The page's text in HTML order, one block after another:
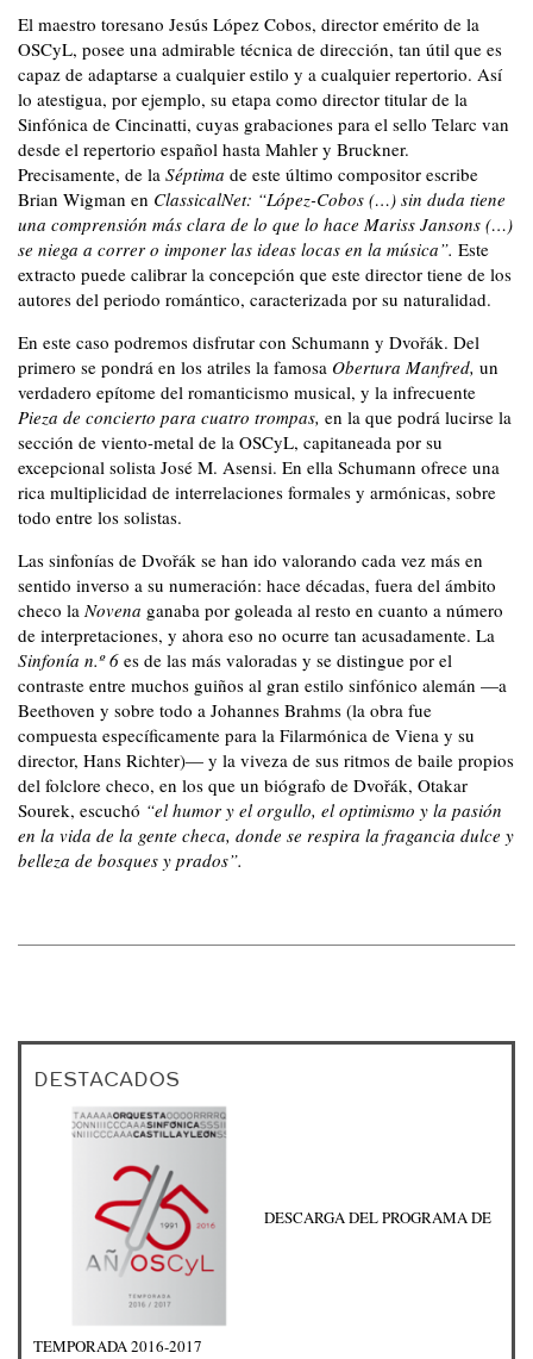
El maestro toresano Jesús López Cobos, director emérito de la
OSCyL, posee una admirable técnica de dirección, tan útil que es
capaz de adaptarse a cualquier estilo y a cualquier repertorio. Así
lo atestigua, por ejemplo, su etapa como director titular de la
Sinfónica de Cincinatti, cuyas grabaciones para el sello Telarc van
desde el repertorio español hasta Mahler y Bruckner.
Precisamente, de la Séptima de este último compositor escribe
Brian Wigman en ClassicalNet: “López-Cobos (…) sin duda tiene
una comprensión más clara de lo que lo hace Mariss Jansons (…)
se niega a correr o imponer las ideas locas en la música”. Este
extracto puede calibrar la concepción que este director tiene de los
autores del periodo romántico, caracterizada por su naturalidad.
En este caso podremos disfrutar con Schumann y Dvořák. Del
primero se pondrá en los atriles la famosa Obertura Manfred, un
verdadero epítome del romanticismo musical, y la infrecuente
Pieza de concierto para cuatro trompas, en la que podrá lucirse la
sección de viento-metal de la OSCyL, capitaneada por su
excepcional solista José M. Asensi. En ella Schumann ofrece una
rica multiplicidad de interrelaciones formales y armónicas, sobre
todo entre los solistas.
Las sinfonías de Dvořák se han ido valorando cada vez más en
sentido inverso a su numeración: hace décadas, fuera del ámbito
checo laNovena ganaba por goleada al resto en cuanto a número
de interpretaciones, y ahora eso no ocurre tan acusadamente. La
Sinfonía n.º 6 es de las más valoradas y se distingue por el
contraste entre muchos guiños al gran estilo sinfónico alemán —a
Beethoven y sobre todo a Johannes Brahms (la obra fue
compuesta específicamente para la Filarmónica de Viena y su
director, Hans Richter)— y la viveza de sus ritmos de baile propios
del folclore checo, en los que un biógrafo de Dvořák, Otakar
Sourek, escuchó “el humor y el orgullo, el optimismo y la pasión
en la vida de la gente checa, donde se respira la fragancia dulce y
belleza de bosques y prados”.
DESTACADOS
DESCARGA DEL PROGRAMA DE
TEMPORADA 2016-2017